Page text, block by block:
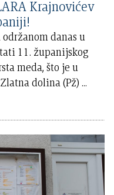
Krajnovićev
danas u
11. županijskog
meda, što je u
dolina (Pž)...